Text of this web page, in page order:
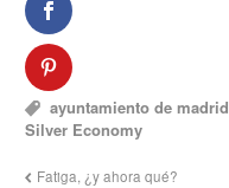
ayuntamiento de madrid
Silver Economy
Fatiga, ¿y ahora qué?